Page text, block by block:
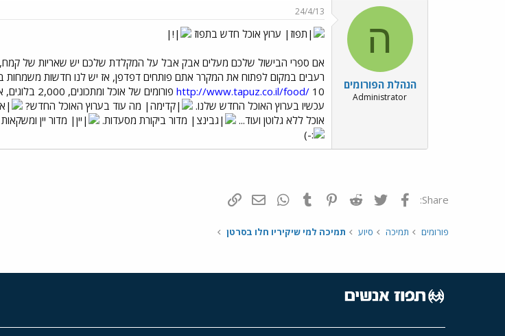
ה
הנהלת הפורומים
Administrator
24/4/13
ערוץ אוכל חדש בתפוז
אם ספרי הבישול שלכם מעלים אבק אבל על המקלדת שלכם יש שאריות של
רעבים במקום לפתוח את המקרר אתם פותחים דפדפן, אז יש לנו חדשות משמחות
http://www.tapuz.co.il/food/
10
עכשיו בערוץ האוכל החדש שלנו.
מה עוד בערוץ האוכל החדש?
אוכל ללא גלוטן ועוד...
מדור ביקורת מסעדות. מדור יין ומשקאות
Share: פייסבוק Twitter
Reddit
Pinterest
Tumblr
WhatsAppדואר אלקטרוני
פורומים תמיכה סיוע תמיכה למי שיקיריו חלו בסרטן